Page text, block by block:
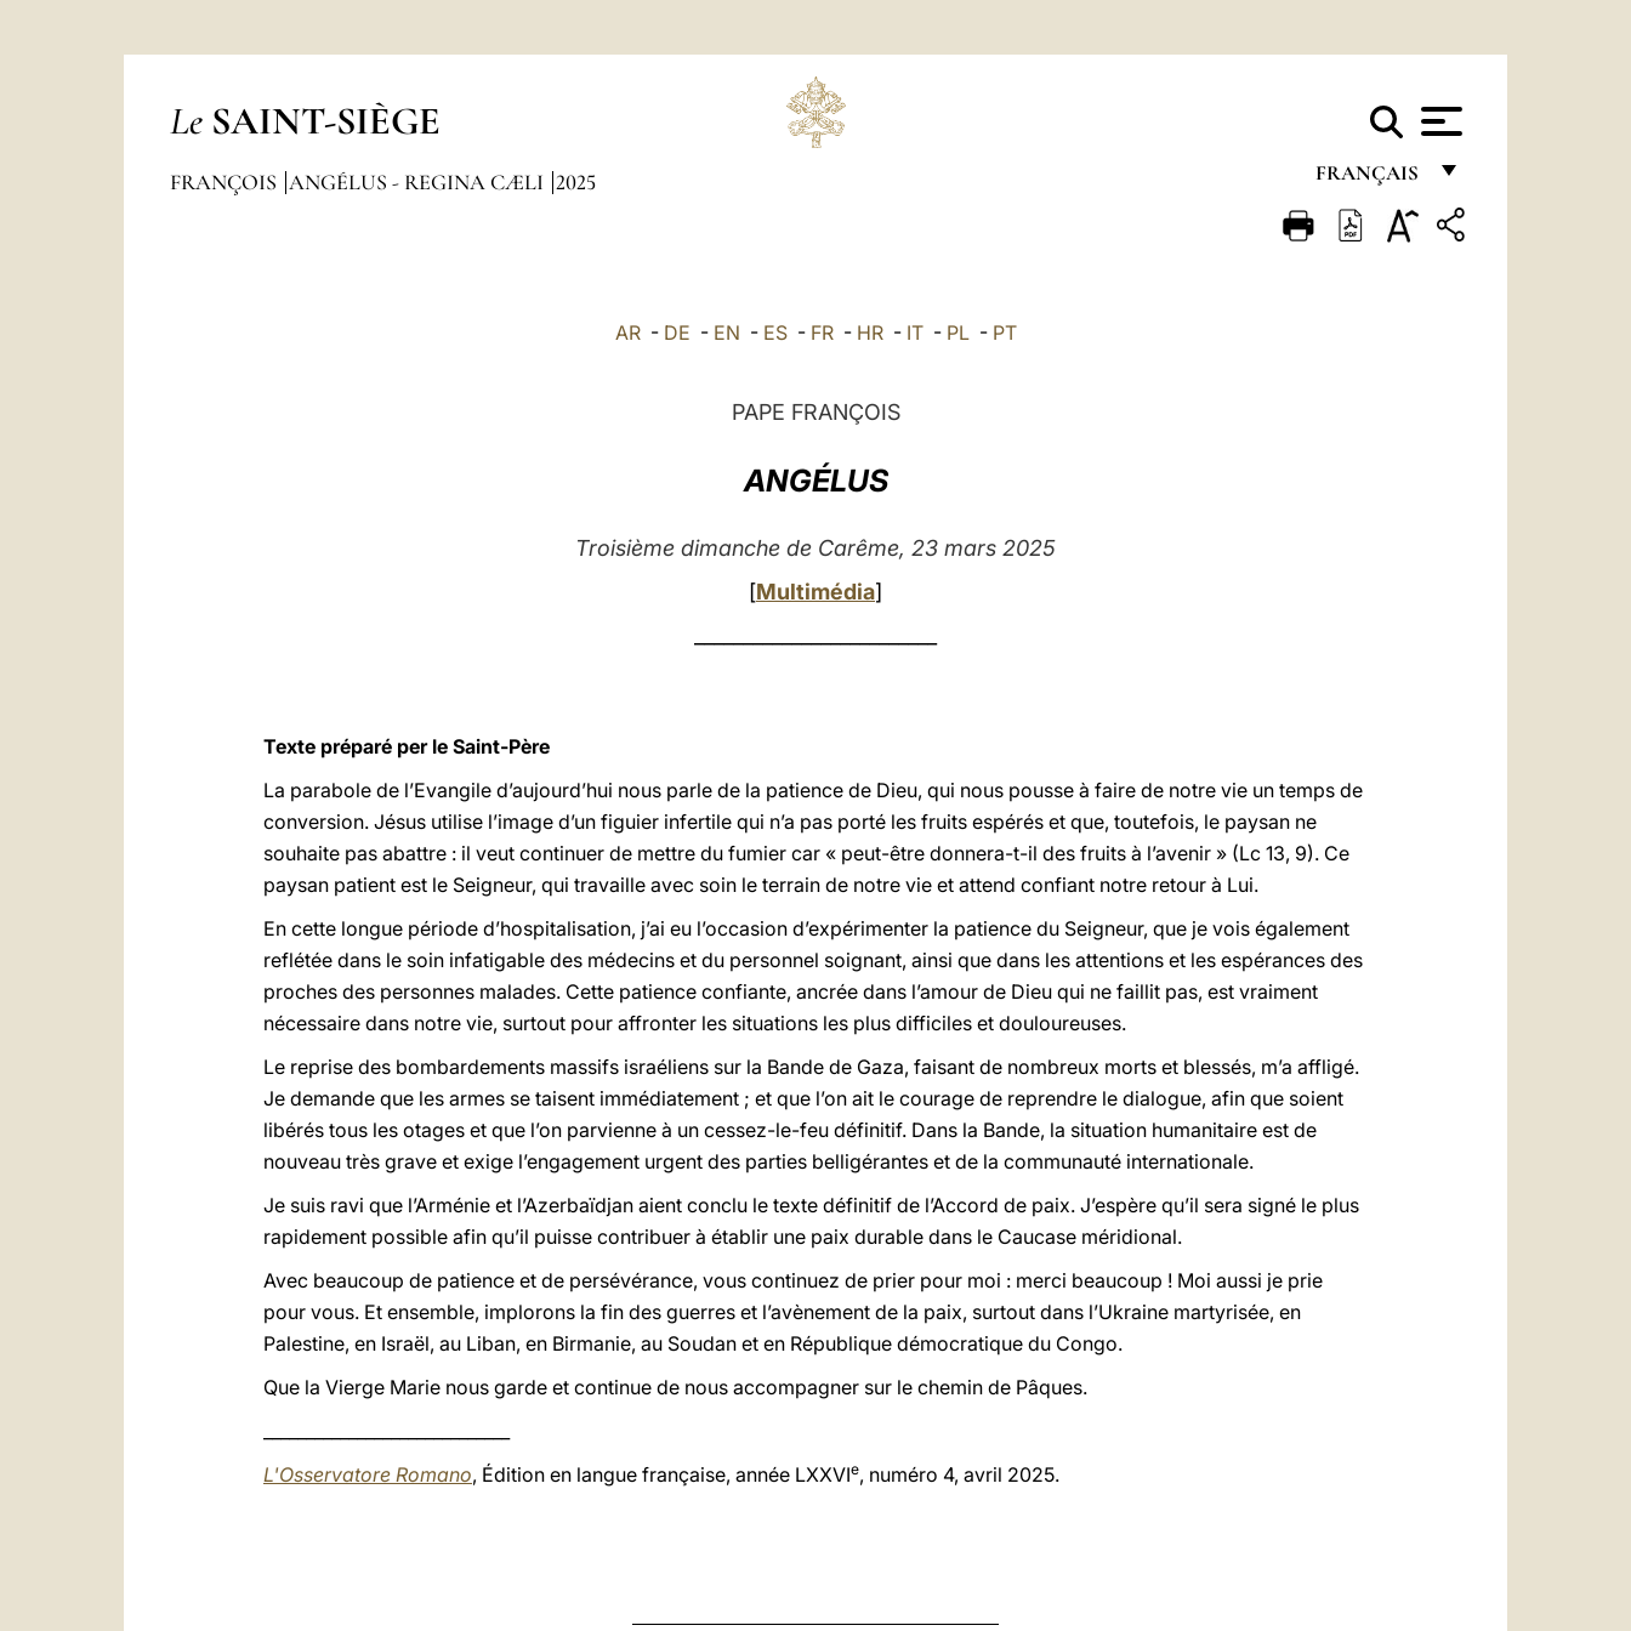
Le SAINT-SIÈGE
FRANÇAIS
FRANÇAIS
FRANÇOIS ANGÉLUS - REGINA CÆLI 2025
AR- DE - EN - ES- FR- HR- IT- PL- PT
PAPE FRANÇOIS
ANGÉLUS
Troisième dimanche de Carême, 23 mars 2025
[Multimédia]
Texte préparé per le Saint-Père
La parabole de l’Evangile d’aujourd’hui nous parle de la patience de Dieu, qui nous pousse à faire de notre vie un temps de
conversion. Jésus utilise l’image d’un figuier infertile qui n’a pas porté les fruits espérés et que, toutefois, le paysan ne
souhaite pas abattre : il veut continuer de mettre du fumier car « peut-être donnera-t-il des fruits à l’avenir » (Lc 13, 9). Ce
paysan patient est le Seigneur, qui travaille avec soin le terrain de notre vie et attend confiant notre retour à Lui.
En cette longue période d’hospitalisation, j’ai eu l’occasion d’expérimenter la patience du Seigneur, que je vois également
reflétée dans le soin infatigable des médecins et du personnel soignant, ainsi que dans les attentions et les espérances des
proches des personnes malades. Cette patience confiante, ancrée dans l’amour de Dieu qui ne faillit pas, est vraiment
nécessaire dans notre vie, surtout pour affronter les situations les plus difficiles et douloureuses.
Le reprise des bombardements massifs israéliens sur la Bande de Gaza, faisant de nombreux morts et blessés, m’a affligé.
Je demande que les armes se taisent immédiatement ; et que l’on ait le courage de reprendre le dialogue, afin que soient
libérés tous les otages et que l’on parvienne à un cessez-le-feu définitif. Dans la Bande, la situation humanitaire est de
nouveau très grave et exige l’engagement urgent des parties belligérantes et de la communauté internationale.
Je suis ravi que l’Arménie et l’Azerbaïdjan aient conclu le texte définitif de l’Accord de paix. J’espère qu’il sera signé le plus
rapidement possible afin qu’il puisse contribuer à établir une paix durable dans le Caucase méridional.
Avec beaucoup de patience et de persévérance, vous continuez de prier pour moi : merci beaucoup ! Moi aussi je prie
pour vous. Et ensemble, implorons la fin des guerres et l’avènement de la paix, surtout dans l’Ukraine martyrisée, en
Palestine, en Israël, au Liban, en Birmanie, au Soudan et en République démocratique du Congo.
Que la Vierge Marie nous garde et continue de nous accompagner sur le chemin de Pâques.
L'Osservatore Romano, Édition en langue française, année LXXVIe, numéro 4, avril 2025.